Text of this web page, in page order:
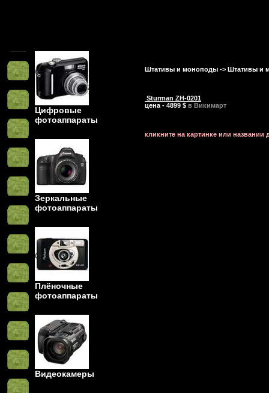
Цифровые
фотоаппараты
Зеркальные
фотоаппараты
Плёночные
фотоаппараты
Видеокамеры
Штативы и моноподы -> Штативы и
Sturman ZH-0201
цена - 4899 $ в Викимарт
кликните на картинке или